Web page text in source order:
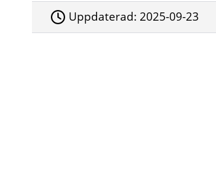
Uppdaterad: 2025-09-23